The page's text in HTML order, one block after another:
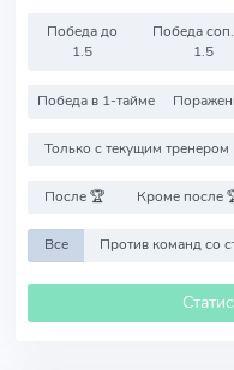
Победа до
1.5
Победа
1.5
Победа в 1-тайме
Только с текущим тренером
После 🏆 Кроме после
Все